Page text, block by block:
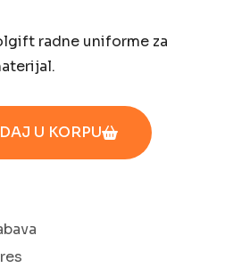
radne uniforme za
U KORPU